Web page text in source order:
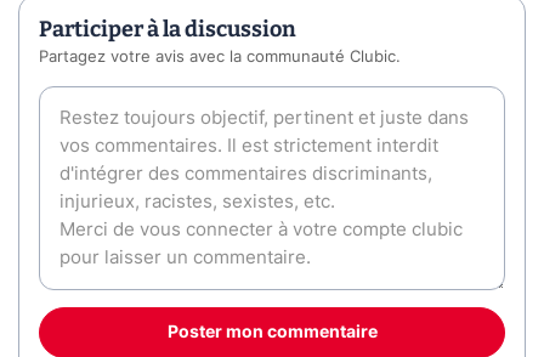
Participer à la discussion
Partagez votre avis avec la communauté Clubic.
Poster mon commentaire